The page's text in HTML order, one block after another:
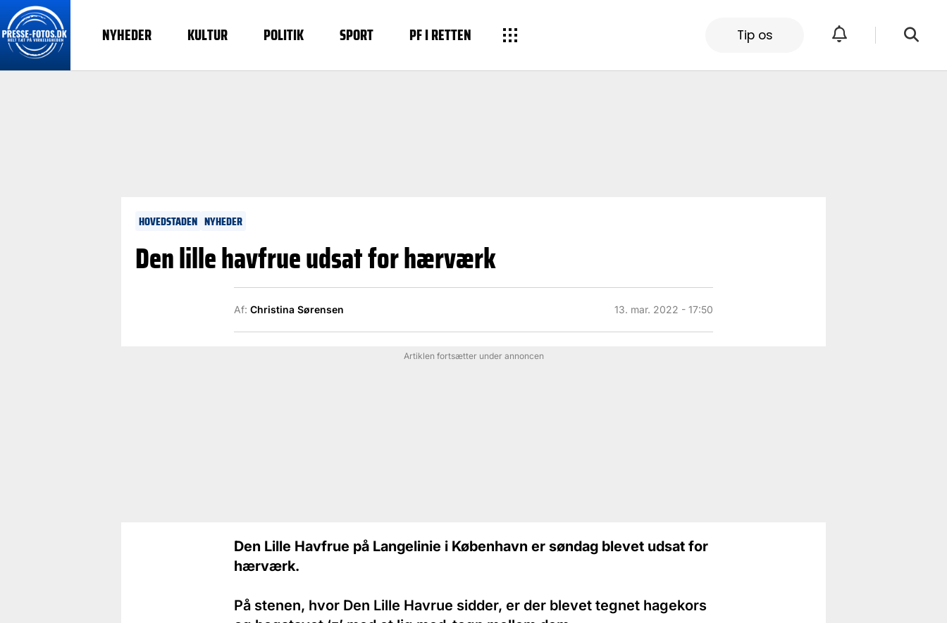
NYHEDER KULTUR POLITIK SPORT PF I RETTEN Tip os
HOVEDSTADEN NYHEDER
Den lille havfrue udsat for hærværk
Af: Christina Sørensen 13. mar. 2022 - 17:50
Artiklen fortsætter under annoncen
Den Lille Havfrue på Langelinie i København er søndag blevet udsat for
hærværk.
På stenen, hvor Den Lille Havrue sidder, er der blevet tegnet hagekors